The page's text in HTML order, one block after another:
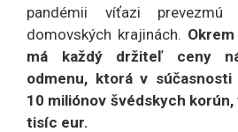
pandémii víťazi
domovských krajinách.
má každý držiteľ ceny
odmenu, ktorá v súčasnosti
10 miliónov švédskych
tisíc eur.